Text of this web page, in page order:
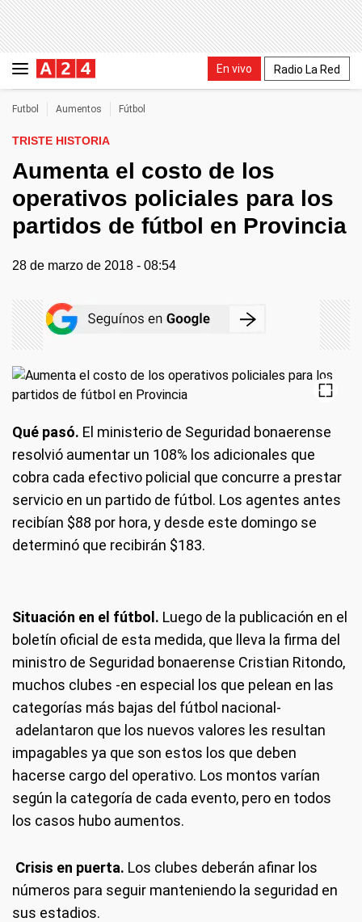
En vivo Radio La Red
Futbol Aumentos Fútbol
TRISTE HISTORIA
Aumenta el costo de los
operativos policiales para los
partidos de fútbol en Provincia
28 de marzo de 2018 - 08:54
Qué pasó. El ministerio de Seguridad bonaerense
resolvió aumentar un 108% los adicionales que
cobra cada efectivo policial que concurre a prestar
servicio en un partido de fútbol. Los agentes antes
recibían $88 por hora, y desde este domingo se
determinó que recibirán $183.
Situación en el fútbol. Luego de la publicación en el
boletín oficial de esta medida, que lleva la firma del
ministro de Seguridad bonaerense Cristian Ritondo,
muchos clubes -en especial los que pelean en las
categorías más bajas del fútbol nacional-
adelantaron que los nuevos valores les resultan
impagables ya que son estos los que deben
hacerse cargo del operativo. Los montos varían
según la categoría de cada evento, pero en todos
los casos hubo aumentos.
Crisis en puerta. Los clubes deberán afinar los
números para seguir manteniendo la seguridad en
sus estadios.